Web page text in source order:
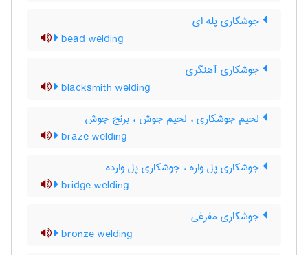
جوشکاری پله ای
bead welding
جوشکاری آهنگری
blacksmith welding
لحیم جوشکاری ، لحیم جوش ، برنج جوش
braze welding
جوشکاری پل واره ، جوشکاری پل وارده
bridge welding
جوشکاری مفرغی
bronze welding